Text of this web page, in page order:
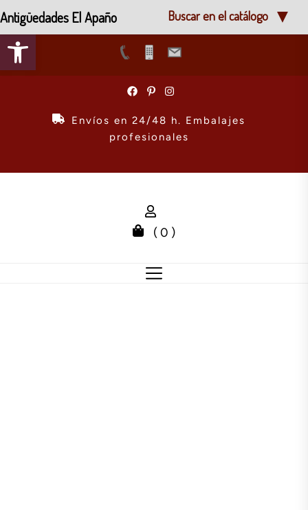
Abrir barra de herramientas
Envíos en 24/48 h. Embalajes
profesionales
( 0 )
Antigüedades El Apaño Buscar en el catálogo